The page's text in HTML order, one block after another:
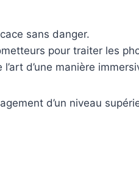
sans danger.
pour traiter les
d’une manière
d’un niveau